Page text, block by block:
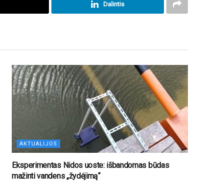
Dalintis
AKTUALIJOS
Eksperimentas Nidos uoste: išbandomas būdas
mažinti vandens „žydėjimą“